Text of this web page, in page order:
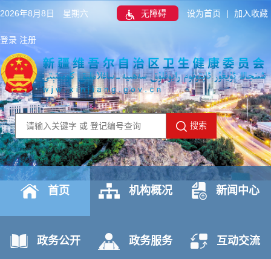
2026年8月8日 星期六 无障碍 设为首页 | 加入收藏
登录 注册
搜索
首页 机构概况 新闻中心
政务公开 政务服务 互动交流